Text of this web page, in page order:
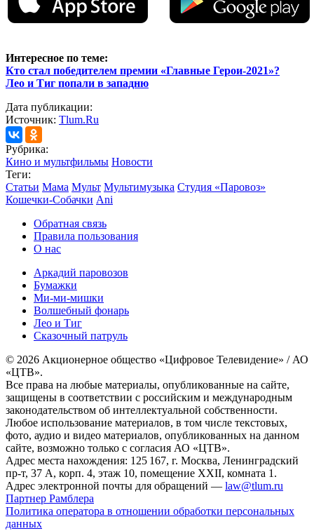
Интересное по теме:
Кто стал победителем премии «Главные Герои-2021»?
Лео и Тиг попали в западню
Дата публикации:
Источник: Tlum.Ru
Рубрика:
Кино и мультфильмы Новости
Теги:
Статьи Мама Мульт Мультимузыка Студия «Паровоз»
Кошечки-Собачки Ani
Обратная связь
Правила пользования
О нас
Аркадий паровозов
Бумажки
Ми-ми-мишки
Волшебный фонарь
Лео и Тиг
Сказочный патруль
© 2026 Акционерное общество «Цифровое Телевидение» / АО
«ЦТВ».
Все права на любые материалы, опубликованные на сайте,
защищены в соответствии с российским и международным
законодательством об интеллектуальной собственности.
Любое использование материалов, в том числе текстовых,
фото, аудио и видео материалов, опубликованных на данном
сайте, возможно только с согласия АО «ЦТВ».
Адрес места нахождения: 125 167, г. Москва, Ленинградский
пр-т, 37 А, корп. 4, этаж 10, помещение XXII, комната 1.
Адрес электронной почты для обращений — law@tlum.ru
Партнер Рамблера
Политика оператора в отношении обработки персональных
данных